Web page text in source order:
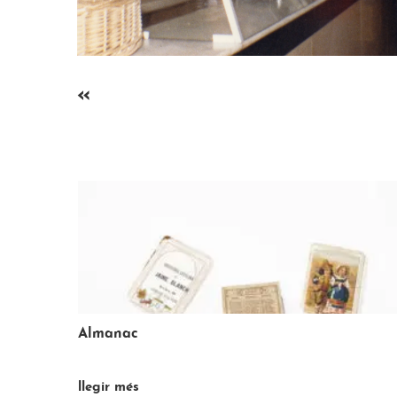
«
Balança
llegir més